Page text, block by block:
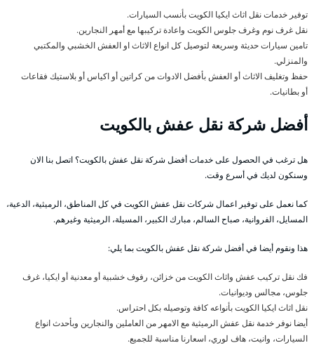
توفير خدمات نقل اثاث ايكيا الكويت بأنسب السيارات.
نقل غرف نوم وغرف جلوس الكويت واعادة تركيبها مع أمهر النجارين.
تامين سيارات حديثة وسريعة لتوصيل كل انواع الاثاث او العفش الخشبي والمكتبي
والمنزلي.
حفظ وتغليف الاثاث أو العفش بأفضل الادوات من كراتين أو اكياس أو بلاستيك فقاعات
أو بطانيات.
أفضل شركة نقل عفش بالكويت
هل ترغب في الحصول على خدمات أفضل شركة نقل عفش بالكويت؟ اتصل بنا الان
وسنكون لديك في أسرع وقت.
كما نعمل على توفير اعمال شركات نقل عفش الكويت في كل المناطق، الرميثية، الدعية،
المسايل، الفروانية، صباح السالم، مبارك الكبير، المسيلة، الرميثية وغيرهم.
هذا ونقوم أيضا في أفضل شركة نقل عفش بالكويت بما يلي:
فك نقل تركيب عفش واثاث الكويت من خزائن، رفوف خشبية أو معدنية أو ايكيا، غرف
جلوس، مجالس وديوانيات.
نقل اثاث ايكيا الكويت بأنواعه كافة وتوصيله بكل احتراس.
أيضا نوفر خدمة نقل عفش الرميثية مع الامهر من العاملين والنجارين وبأحدث انواع
السيارات، وانيت، هاف لوري، اسعارنا مناسبة للجميع.